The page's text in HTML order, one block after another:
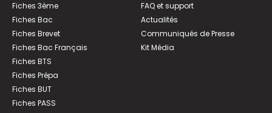
Fiches 3ème
Fiches Bac
Fiches Brevet
Fiches Bac Français
Fiches BTS
Fiches Prépa
Fiches BUT
Fiches PASS
FAQ et support
Actualités
Communiqués de Presse
Kit Média